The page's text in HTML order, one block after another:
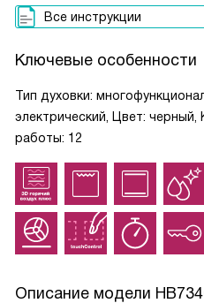
Все инструкции
Ключевые особенности
Тип духовки:
электрический, Цвет:
работы: 12
Описание модели